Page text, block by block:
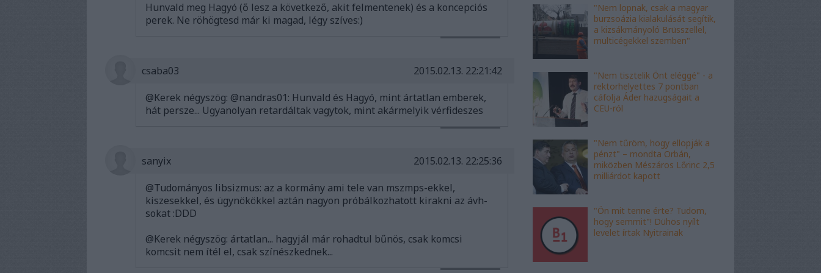
Hunvald meg Hagyó (ő lesz a következő, akit felmentenek) és a koncepciós
perek. Ne röhögtesd már ki magad, légy szíves:)
csaba03
2015.02.13. 22:21:42
@Kerek négyszög: @nandras01: Hunvald és Hagyó, mint ártatlan emberek,
hát persze... Ugyanolyan retardáltak vagytok, mint akármelyik vérfideszes
sanyix
2015.02.13. 22:25:36
@Tudományos libsizmus: az a kormány ami tele van mszmps-ekkel,
kiszesekkel, és ügynökökkel aztán nagyon próbálkozhatott kirakni az ávh-
sokat :DDD
@Kerek négyszög: ártatlan... hagyjál már rohadtul bűnös, csak komcsi
komcsit nem ítél el, csak színészkednek...
"Nem lopnak, csak a magyar
burzsoázia kialakulását segítik,
a kizsákmányoló Brüsszellel,
multicégekkel szemben"
"Nem tisztelik Önt eléggé" - a
rektorhelyettes 7 pontban
cáfolja Áder hazugságait a
CEU-ról
"Nem tűröm, hogy ellopják a
pénzt" – mondta Orbán,
miközben Mészáros Lőrinc 2,5
milliárdot kapott
"Ön mit tenne érte? Tudom,
hogy semmit"! Dühös nyílt
levelet írtak Nyitrainak